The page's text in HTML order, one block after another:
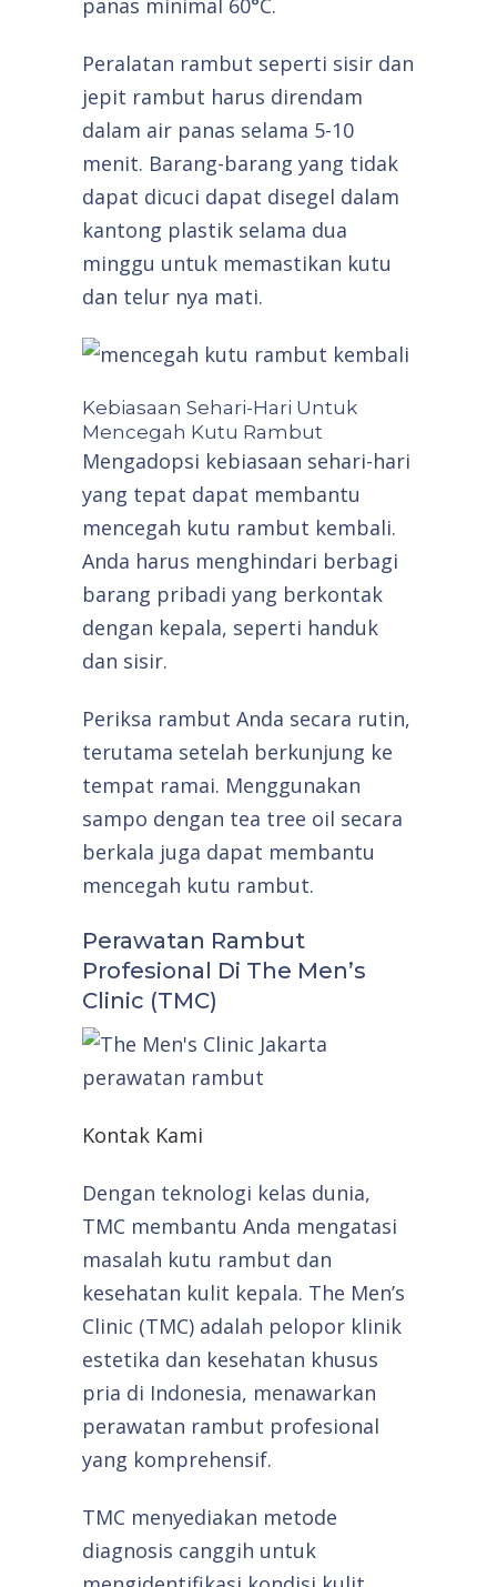
panas minimal 60°C.
Peralatan rambut seperti sisir dan
jepit rambut harus direndam
dalam air panas selama 5-10
menit. Barang-barang yang tidak
dapat dicuci dapat disegel dalam
kantong plastik selama dua
minggu untuk memastikan kutu
dan telur nya mati.
Kebiasaan Sehari-Hari Untuk
Mencegah Kutu Rambut
Mengadopsi kebiasaan sehari-hari
yang tepat dapat membantu
mencegah kutu rambut kembali.
Anda harus menghindari berbagi
barang pribadi yang berkontak
dengan kepala, seperti handuk
dan sisir.
Periksa rambut Anda secara rutin,
terutama setelah berkunjung ke
tempat ramai. Menggunakan
sampo dengan tea tree oil secara
berkala juga dapat membantu
mencegah kutu rambut.
Perawatan Rambut
Profesional Di The Men’s
Clinic (TMC)
Kontak Kami
Dengan teknologi kelas dunia,
TMC membantu Anda mengatasi
masalah kutu rambut dan
kesehatan kulit kepala. The Men’s
Clinic (TMC) adalah pelopor klinik
estetika dan kesehatan khusus
pria di Indonesia, menawarkan
perawatan rambut profesional
yang komprehensif.
TMC menyediakan metode
diagnosis canggih untuk